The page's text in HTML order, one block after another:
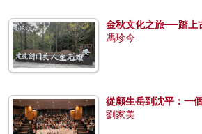
金秋文化之旅──踏上
馮珍今
從顧生岳到沈平：一
劉家美